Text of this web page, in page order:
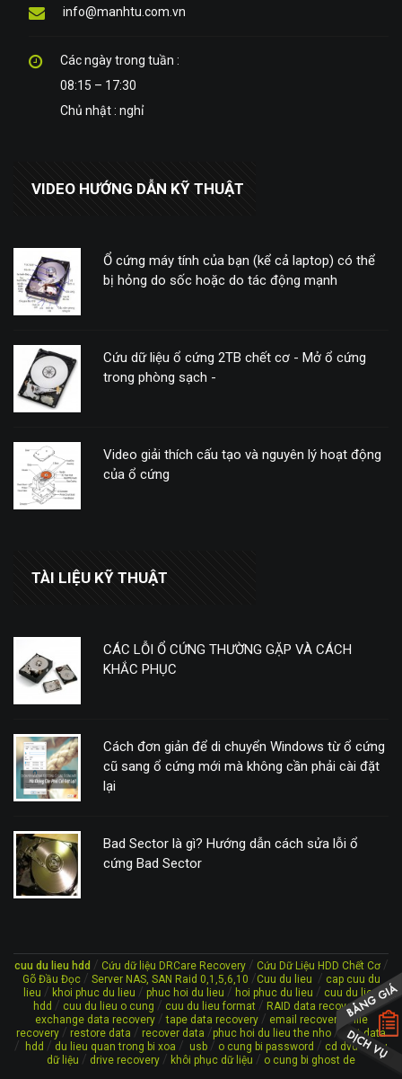
info@manhtu.com.vn
Các ngày trong tuần :
08:15 – 17:30
Chủ nhật : nghỉ
VIDEO HƯỚNG DẪN KỸ THUẬT
Ổ cứng máy tính của bạn (kể cả laptop) có thể
bị hỏng do sốc hoặc do tác động mạnh
Cứu dữ liệu ổ cứng 2TB chết cơ - Mở ổ cứng
trong phòng sạch -
Video giải thích cấu tạo và nguyên lý hoạt động
của ổ cứng
TÀI LIỆU KỸ THUẬT
CÁC LỖI Ổ CỨNG THƯỜNG GẶP VÀ CÁCH
KHẮC PHỤC
Cách đơn giản để di chuyển Windows từ ổ cứng
cũ sang ổ cứng mới mà không cần phải cài đặt
lại
Bad Sector là gì? Hướng dẫn cách sửa lỗi ổ
cứng Bad Sector
cuu du lieu hdd / Cứu dữ liệu DRCare Recovery/ Cứu Dữ Liệu HDD Chết Cơ/
Gõ Đầu Đọc/ Server NAS, SAN Raid 0,1,5,6,10 /Cuu du lieu / cap cuu du
lieu / khoi phuc du lieu / phuc hoi du lieu / hoi phuc du lieu / cuu du lieu
hdd / cuu du lieu o cung / cuu du lieu format / RAID data recovery/
exchange data recovery/tape data recovery/ email recovery /file
recovery / restore data / recover data /phuc hoi du lieu the nho / lost data
/ hdd / du lieu quan trong bi xoa / usb / o cung bi password / cd dvd/cứu
dữ liệu / drive recovery / khôi phục dữ liệu / o cung bi ghost de